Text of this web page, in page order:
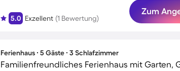
5.0 Exzellent (1 Bewertung)
Zum
Ferienhaus ∙ 5 Gäste ∙ 3 Schlafzimmer